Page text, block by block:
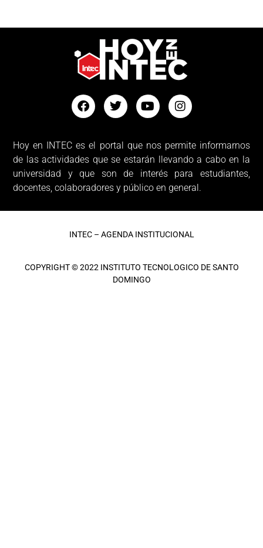
Hoy en INTEC es el portal que nos permite informarnos
de las actividades que se estarán llevando a cabo en la
universidad y que son de interés para estudiantes,
docentes, colaboradores y público en general.
INTEC – AGENDA INSTITUCIONAL
COPYRIGHT © 2022 INSTITUTO TECNOLOGICO DE SANTO
DOMINGO